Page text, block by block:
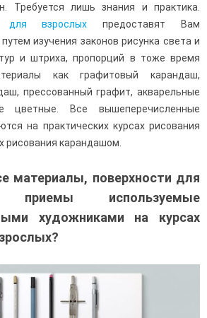
Требуется лишь знания и практика.
для взрослых предоставят Вам
изучения законов рисунка света и
и штриха, пропорций в тоже время
как графитовый карандаш,
прессованный графит, акварельные
Все вышеперечисленные
на практических курсах рисования
рисования карандашом.
материалы, поверхности для
используемые
художниками на курсах